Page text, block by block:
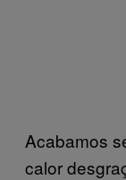
Acabamos
calor